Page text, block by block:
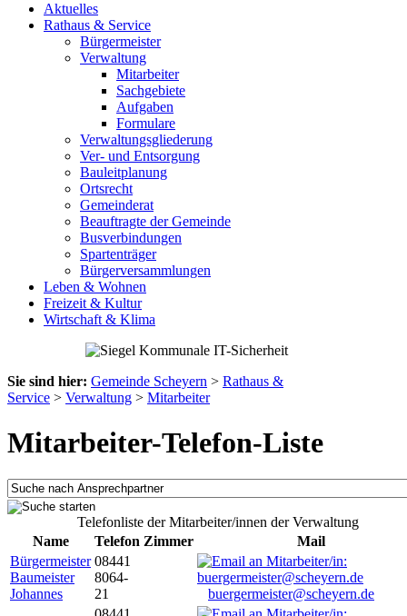
Aktuelles
Rathaus & Service
Bürgermeister
Verwaltung
Mitarbeiter
Sachgebiete
Aufgaben
Formulare
Verwaltungsgliederung
Ver- und Entsorgung
Bauleitplanung
Ortsrecht
Gemeinderat
Beauftragte der Gemeinde
Busverbindungen
Spartenträger
Bürgerversammlungen
Leben & Wohnen
Freizeit & Kultur
Wirtschaft & Klima
Sie sind hier: Gemeinde Scheyern > Rathaus &
Service > Verwaltung > Mitarbeiter
Mitarbeiter-Telefon-Liste
Telefonliste der Mitarbeiter/innen der Verwaltung
Name
Telefon Zimmer
Mail
Bürgermeister
Baumeister
Johannes
08441
8064-
21
buergermeister@scheyern.de